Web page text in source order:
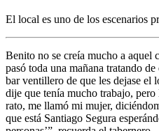
El local es uno de los escenarios
Benito no se creía mucho a aquel
pasó toda una mañana tratando
bar ventillero de que les dejase el
dije que tenía mucho trabajo,
rato, me llamó mi mujer,
que está Santiago Segura